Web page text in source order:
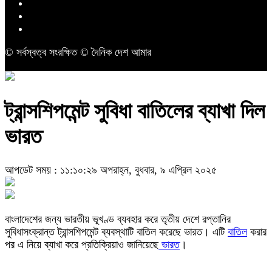
© সর্বস্বত্ব সংরক্ষিত © দৈনিক দেশ আমার
ট্রান্সশিপমেন্ট সুবিধা বাতিলের ব্যাখা দিল
ভারত
আপডেট সময় : ১১:১০:২৯ অপরাহ্ন, বুধবার, ৯ এপ্রিল ২০২৫
বাংলাদেশের জন্য ভারতীয় ভূখণ্ড ব্যবহার করে তৃতীয় দেশে রপ্তানির
সুবিধাসংক্রান্ত ট্রান্সশিপমেন্ট ব্যবস্থাটি বাতিল করেছে ভারত। এটি বাতিলকরার
পর এ নিয়ে ব্যাখা করে প্রতিক্রিয়াও জানিয়েছেভারত।